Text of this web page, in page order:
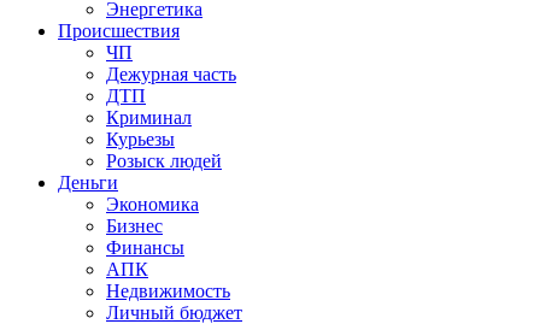
Энергетика
Происшествия
ЧП
Дежурная часть
ДТП
Криминал
Курьезы
Розыск людей
Деньги
Экономика
Бизнес
Финансы
АПК
Недвижимость
Личный бюджет